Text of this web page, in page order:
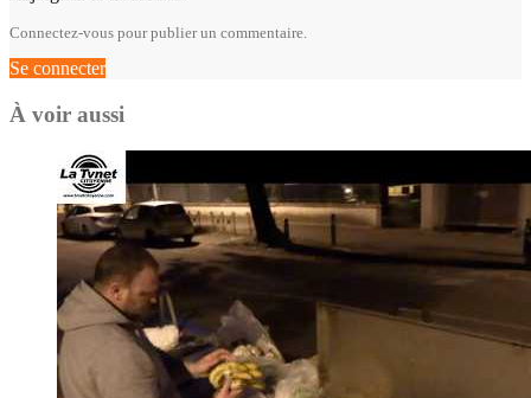
Connectez-vous pour publier un commentaire.
Se connecter
À voir aussi